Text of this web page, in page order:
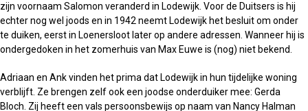
zijn voornaam Salomon veranderd in Lodewijk. Voor de Duitsers is hij
echter nog wel joods en in 1942 neemt Lodewijk het besluit om onder
te duiken, eerst in Loenersloot later op andere adressen. Wanneer hij is
ondergedoken in het zomerhuis van Max Euwe is (nog) niet bekend.
Adriaan en Ank vinden het prima dat Lodewijk in hun tijdelijke woning
verblijft. Ze brengen zelf ook een joodse onderduiker mee: Gerda
Bloch. Zij heeft een vals persoonsbewijs op naam van Nancy Halman